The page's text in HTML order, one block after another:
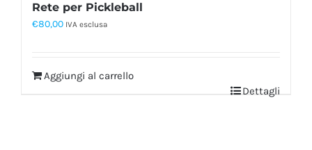
Rete per Pickleball
€80,00 IVA esclusa
Aggiungi al carrello
Dettagli